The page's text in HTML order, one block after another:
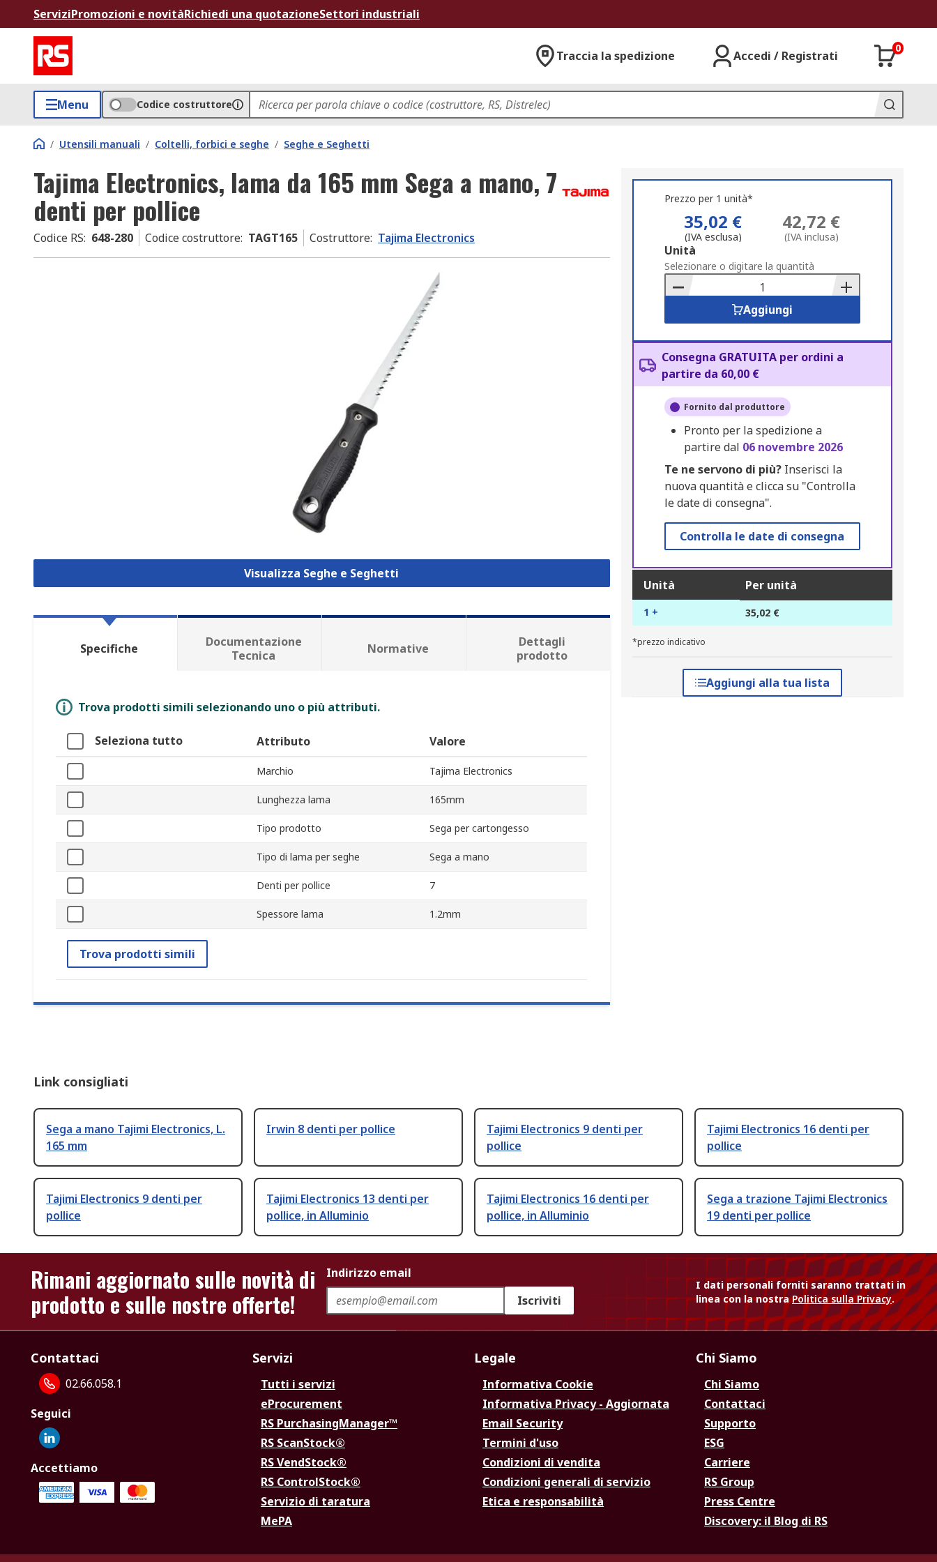
ServiziPromozioni e novitàRichiedi una quotazioneSettori industriali
Traccia la spedizione Accedi / Registrati
0
Menu Codice costruttore
/ Utensili manuali / Coltelli, forbici e seghe / Seghe e Seghetti
Tajima Electronics, lama da 165 mm Sega a mano, 7
denti per pollice
Codice RS: 648-280 Codice costruttore: TAGT165 Costruttore: Tajima Electronics
Visualizza Seghe e Seghetti
Prezzo per 1 unità*
35,02 €
(IVA esclusa)
42,72 €
(IVA inclusa)
Add
to
Basket
Unità
Selezionare o digitare la quantità
Aggiungi
Consegna GRATUITA per ordini a
partire da 60,00 €
Fornito dal produttore
Pronto per la spedizione a
partire dal 06 novembre 2026
Te ne servono di più?Inserisci la
nuova quantità e clicca su "Controlla
le date di consegna".
Controlla le date di consegna
Unità Per unità
1 + 35,02 €
*prezzo indicativo
Aggiungi alla tua lista
Specifiche
Documentazione
Tecnica
Normative
Dettagli
prodotto
Trova prodotti simili selezionando uno o più attributi.
Seleziona tutto Attributo Valore
Marchio Tajima Electronics
Lunghezza lama 165mm
Tipo prodotto Sega per cartongesso
Tipo di lama per seghe Sega a mano
Denti per pollice 7
Spessore lama 1.2mm
Trova prodotti simili
Link consigliati
Sega a mano Tajimi Electronics, L.
165 mm
Irwin 8 denti per pollice
Tajimi Electronics 9 denti per
pollice
Tajimi Electronics 16 denti per
pollice
Tajimi Electronics 9 denti per
pollice
Tajimi Electronics 13 denti per
pollice, in Alluminio
Tajimi Electronics 16 denti per
pollice, in Alluminio
Sega a trazione Tajimi Electronics
19 denti per pollice
Rimani aggiornato sulle novità di
prodotto e sulle nostre offerte!
Indirizzo email
Iscriviti
I dati personali forniti saranno trattati in
linea con la nostraPolitica sulla Privacy.
Contattaci
02.66.058.1
Seguici
Accettiamo
Servizi
Tutti i servizi
eProcurement
RS PurchasingManager™
RS ScanStock®
RS VendStock®
RS ControlStock®
Servizio di taratura
MePA
Legale
Informativa Cookie
Informativa Privacy - Aggiornata
Email Security
Termini d'uso
Condizioni di vendita
Condizioni generali di servizio
Etica e responsabilità
Chi Siamo
Chi Siamo
Contattaci
Supporto
ESG
Carriere
RS Group
Press Centre
Discovery: il Blog di RS